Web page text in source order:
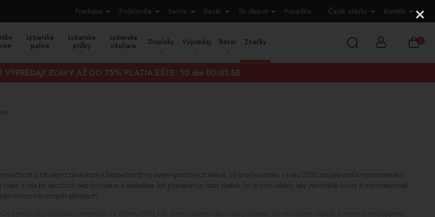
0
Predajne Požičovňa Servis Bazár Ski depot Poradňa Časté otázky Kontakt
Lyžiarske
palice
Lyžiarske
prilby
Lyžiarske
okuliare
Doplnky Výpredaj Bazár Značky
VÝPREDAJ! ZĽAVY AŽ DO 75% PLATIA EŠTE: 10 dni 00:01:57
POC
s hlbokým záväzkom k bezpečnosti vo svete športových aktivít, od svojho vzniku v roku 2005 zaujala vedúce postavenie v
a tela pri športoch ako lyžovanie a cyklistika. Ich poslaním je robiť všetko, čo je v ich silách, aby zachránili životy a minimalizovali
pri týchto náročných aktivitách.